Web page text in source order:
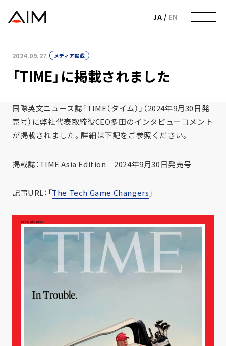
株式会社AIメディカルサービス
JA / EN
2024.09.27 メディア掲載
「TIME」に掲載されました
国際英文ニュース誌「TIME（タイム）」（2024年9月30日発
売号）に弊社代表取締役CEO多田のインタビューコメント
が掲載されました。詳細は下記をご参照ください。
掲載誌：TIME Asia Edition 2024年9月30日発売号
記事URL：「The Tech Game Changers 」